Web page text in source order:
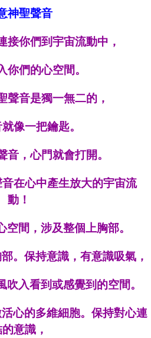
神聖聲音
接你們到宇宙流動中，
你們的心空間。
聲音是獨一無二的，
像一把鑰匙。
音，心門就會打開。
在心中產生放大的宇宙流
動！
空間，涉及整個上胸部。
。保持意識，有意識吸氣，
吹入看到或感覺到的空間。
心的多維細胞。保持對心連
意識，